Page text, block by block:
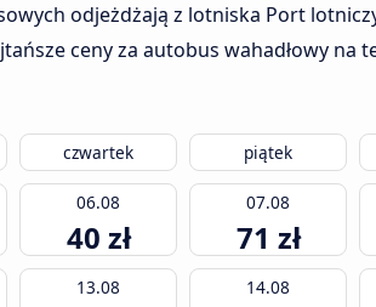
odjeżdżają z lotniska Port
ceny za autobus wahadłowy na
czwartek piątek
06.08
40 zł
07.08
71 zł
13.08 14.08